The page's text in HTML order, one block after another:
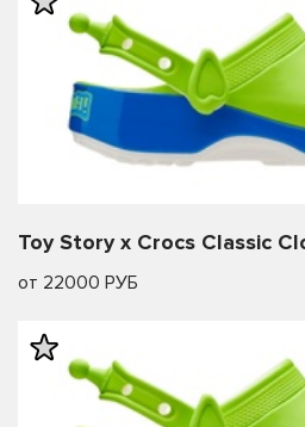
Toy Story x Crocs Classic
от 22000 РУБ